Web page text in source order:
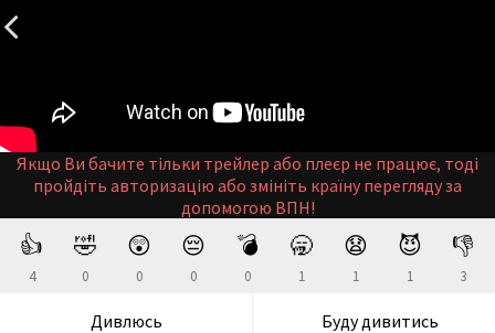
Якщо Ви бачите тільки трейлер або плеєр не працює, тоді
пройдіть авторизацію або змініть країну перегляду за
допомогою ВПН!
👍
4
🤣
0
😲
0
😔
0
💣
0
🥱
1
😧
1
😈
1
👎
3
Дивлюсь Буду дивитись